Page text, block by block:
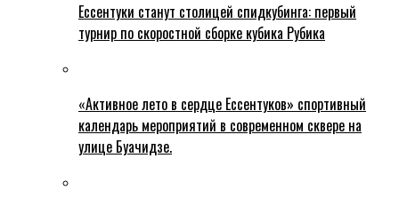
Ессентуки станут столицей спидкубинга: первый
турнир по скоростной сборке кубика Рубика
«Активное лето в сердце Ессентуков» спортивный
календарь мероприятий в современном сквере на
улице Буачидзе.